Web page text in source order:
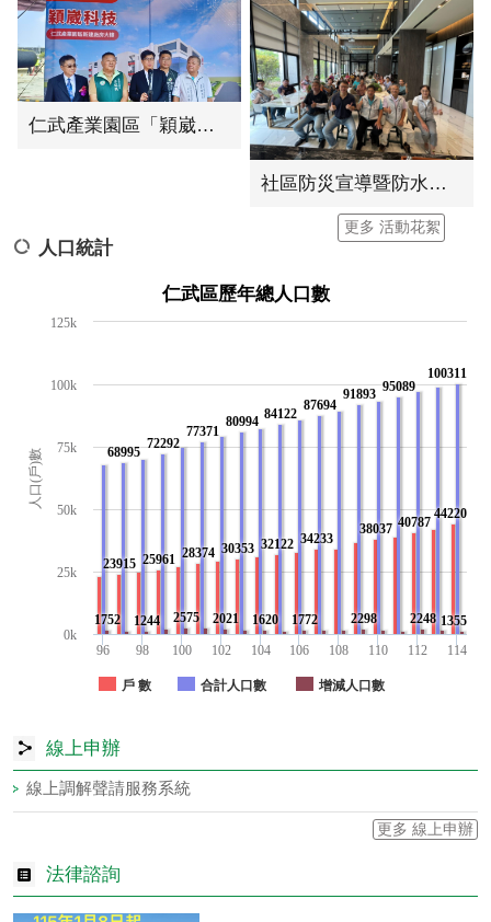
仁武產業園區「穎崴科技」新廠動土典禮
社區防災宣導暨防水閘門演練
更多 活動花絮
人口統計
人口(戶)數
仁武區歷年總人口數
23915 25961 28374 30353 32122 34233
38037 40787
44220
68995
72292
77371
80994 84122
87694
91893 95089
100311
1752 1244 2575 2021 1620 1772 2298 2248 1355
戶 數 合計人口數 增減人口數
96 98 100 102 104 106 108 110 112 114
0k
25k
50k
75k
100k
125k
線上申辦
線上調解聲請服務系統
更多 線上申辦
法律諮詢